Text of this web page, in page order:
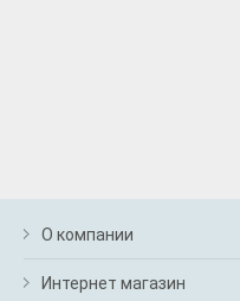
О компании
Интернет магазин